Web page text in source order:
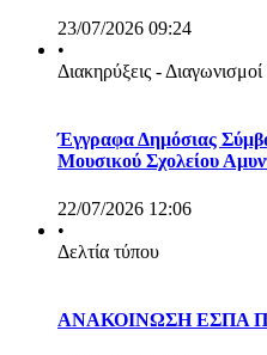
23/07/2026 09:24
•
Διακηρύξεις - Διαγωνισμοί
Έγγραφα Δημόσιας
Μουσικού Σχολείου
22/07/2026 12:06
•
Δελτία τύπου
ΑΝΑΚΟΙΝΩΣΗ ΕΣΠΑ